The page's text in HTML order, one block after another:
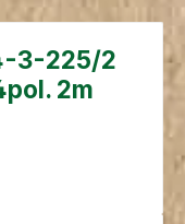
3-225/2
2m